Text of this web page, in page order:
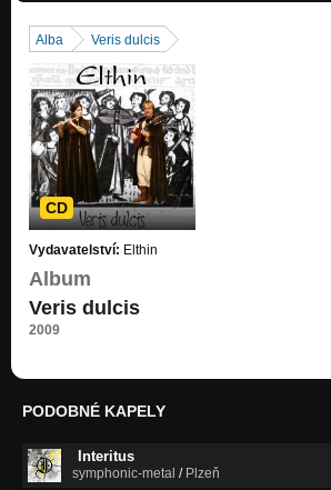
Tourdion (2009)
Nezařazeno
Veris dulcis (2009)
Nezařazeno
Da que deus / Platerspiel (2009)
Nezařazeno
Alba Veris dulcis
CD
Vydavatelství: Elthin
Album
Veris dulcis
2009
PODOBNÉ KAPELY
Interitus
symphonic-metal / Plzeň